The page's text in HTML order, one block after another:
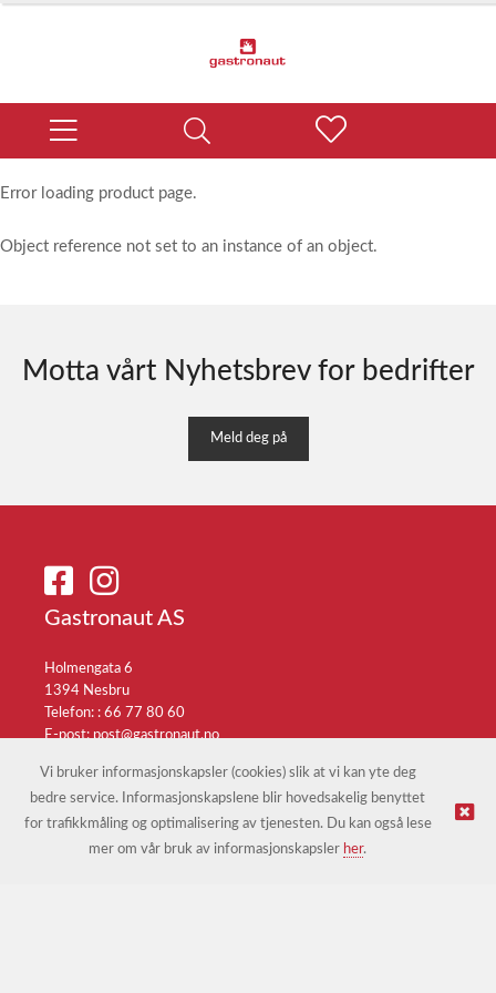
Error loading product page.
Object reference not set to an instance of an object.
Motta vårt Nyhetsbrev for bedrifter
Meld deg på
Gastronaut AS
Holmengata 6
1394 Nesbru
Telefon: : 66 77 80 60
E-post:post@gastronaut.no
© Gastronaut AS | Nettbutikk levert av Kréatif
Vi bruker informasjonskapsler (cookies) slik at vi kan yte deg
bedre service. Informasjonskapslene blir hovedsakelig benyttet
for trafikkmåling og optimalisering av tjenesten. Du kan også lese
mer om vår bruk av informasjonskapsler her.